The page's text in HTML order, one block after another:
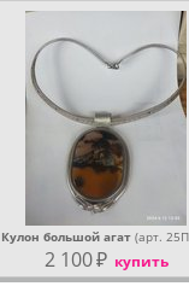
Кулон большой агат (арт.
2 100₽ купить